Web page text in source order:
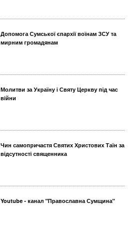
Допомога Сумської єпархії воїнам ЗСУ та
мирним громадянам
Молитви за Україну і Святу Церкву під час
війни
Чин самопричастя Святих Христових Таїн за
відсутності священника
Youtube - канал "Православна Сумщина"